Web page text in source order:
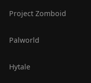
Project Zomboid
Palworld
Hytale